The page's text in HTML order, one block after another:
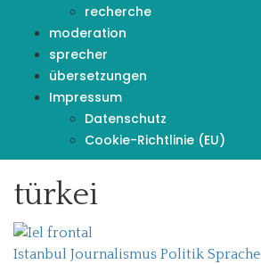
recherche
moderation
sprecher
übersetzungen
Impressum
Datenschutz
Cookie-Richtlinie (EU)
türkei
Istanbul Journalismus Politik Sprache